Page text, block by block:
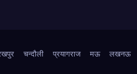
चन्दौली प्रयागराज मऊ लखनऊ